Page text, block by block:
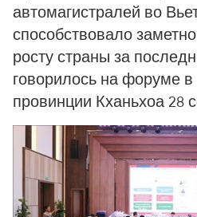
автомагистралей во
способствовало
росту страны за
говорилось на форуме
провинции Кханьхоа 28